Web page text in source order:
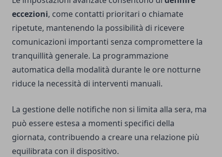
eccezioni, come contatti prioritari o chiamate
ripetute, mantenendo la possibilità di ricevere
comunicazioni importanti senza compromettere la
tranquillità generale. La programmazione
automatica della modalità durante le ore notturne
riduce la necessità di interventi manuali.
La gestione delle notifiche non si limita alla sera, ma
può essere estesa a momenti specifici della
giornata, contribuendo a creare una relazione più
equilibrata con il dispositivo.